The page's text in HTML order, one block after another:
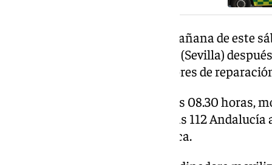
Un hombre ha fallecido en la mañana de este
de Villamanrique de la Condesa (Sevilla)
encima mientras realizaba labores de
El suceso se produjo antes de las 08.30 horas,
alertó al Servicio de Emergencias 112
había resultado herido en la finca.